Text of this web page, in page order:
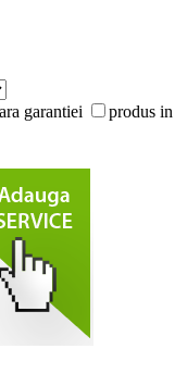
garantiei
produs in